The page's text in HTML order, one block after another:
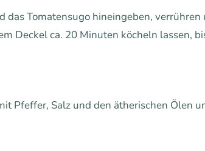
das Tomatensugo hineingeben,
Deckel ca. 20 Minuten köcheln lassen,
Pfeffer, Salz und den ätherischen Ölen